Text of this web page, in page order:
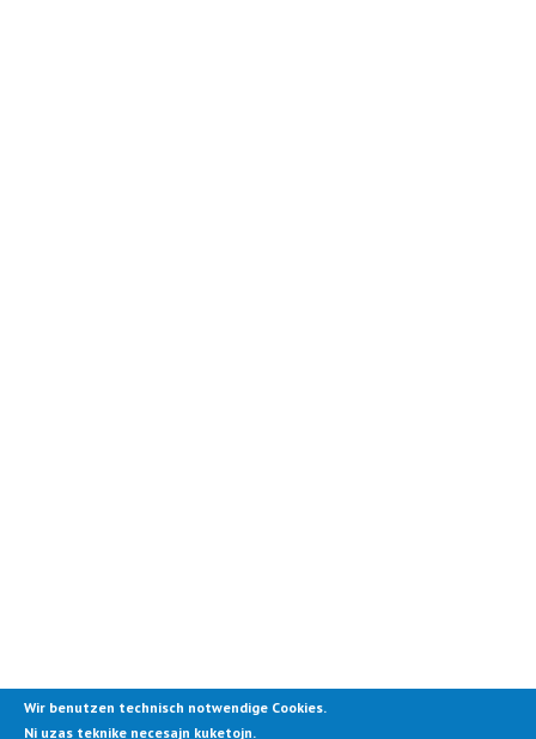
Wir benutzen technisch notwendige Cookies.
Ni uzas teknike necesajn kuketojn.